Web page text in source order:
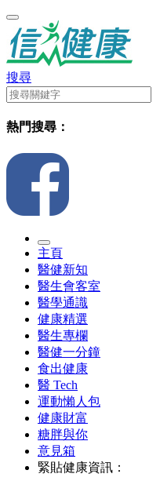
搜尋
熱門搜尋：
主頁
醫健新知
醫生會客室
醫學通識
健康精選
醫生專欄
醫健一分鐘
食出健康
醫 Tech
運動懶人包
健康財富
糖胖與你
意見箱
緊貼健康資訊：